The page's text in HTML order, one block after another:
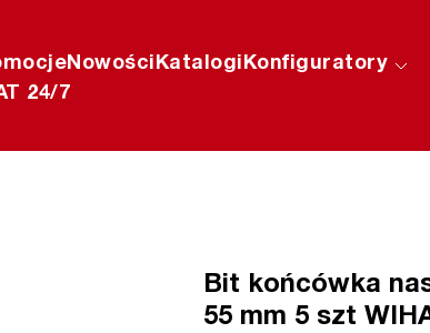
NowościKatalogiKonfiguratory
24/7
Bit końcówka
55 mm 5 szt